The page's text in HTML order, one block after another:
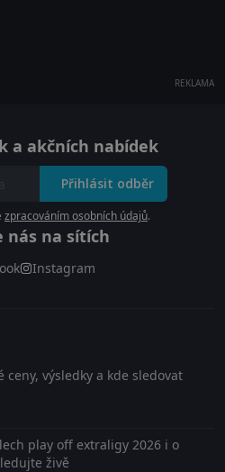
REKLAMA
a akčních nabídek
Přihlásit odběr
zpracováním osobních údajů.
nás na sítích
Instagram
ceny, výsledky a kde sledovat
play off extraligy 2026 i o
živě